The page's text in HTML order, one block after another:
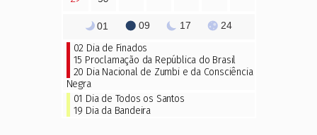
01 09 17 24
02 Dia de Finados
15 Proclamação da República do Brasil
20 Dia Nacional de Zumbi e da Consciência
Negra
01 Dia de Todos os Santos
19 Dia da Bandeira